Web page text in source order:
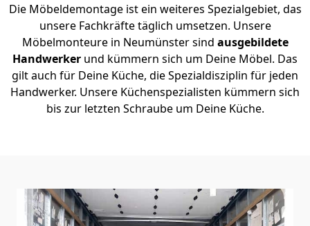
Die Möbeldemontage ist ein weiteres Spezialgebiet, das
unsere Fachkräfte täglich umsetzen. Unsere
Möbelmonteure in Neumünster sind ausgebildete
Handwerker und kümmern sich um Deine Möbel. Das
gilt auch für Deine Küche, die Spezialdisziplin für jeden
Handwerker. Unsere Küchenspezialisten kümmern sich
bis zur letzten Schraube um Deine Küche.